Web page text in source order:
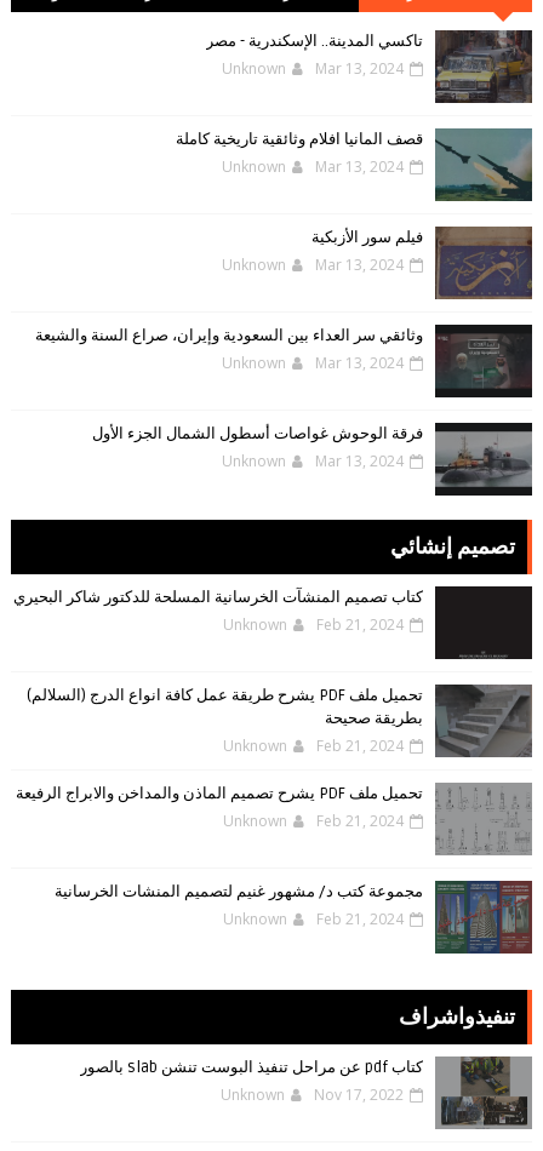
تاكسي المدينة.. الإسكندرية - مصر
Unknown Mar 13, 2024
قصف المانيا افلام وثائقية تاريخية كاملة
Unknown Mar 13, 2024
فيلم سور الأزبكية
Unknown Mar 13, 2024
وثائقي سر العداء بين السعودية وإيران، صراع السنة والشيعة
Unknown Mar 13, 2024
فرقة الوحوش غواصات أسطول الشمال الجزء الأول
Unknown Mar 13, 2024
تصميم إنشائي
كتاب تصميم المنشآت الخرسانية المسلحة للدكتور شاكر البحيري
Unknown Feb 21, 2024
تحميل ملف PDF يشرح طريقة عمل كافة انواع الدرج (السلالم)
بطريقة صحيحة
Unknown Feb 21, 2024
تحميل ملف PDF يشرح تصميم الماذن والمداخن والابراج الرفيعة
Unknown Feb 21, 2024
مجموعة كتب د/ مشهور غنيم لتصميم المنشات الخرسانية
Unknown Feb 21, 2024
تنفيذواشراف
كتاب pdf عن مراحل تنفيذ البوست تنشن slab بالصور
Unknown Nov 17, 2022